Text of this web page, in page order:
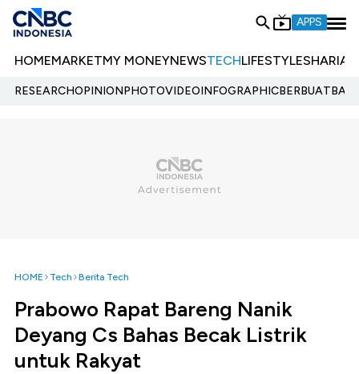
APPS
HOMEMARKETMY MONEYNEWSTECHLIFESTYLESHARIA
RESEARCHOPINIONPHOTOVIDEOINFOGRAPHIC
HOME Tech Berita Tech
Prabowo Rapat Bareng Nanik
Deyang Cs Bahas Becak Listrik
untuk Rakyat